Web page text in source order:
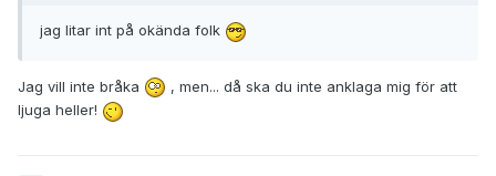
jag litar int på okända folk
Jag vill inte bråka
, men... då ska du inte anklaga mig för att
ljuga heller!